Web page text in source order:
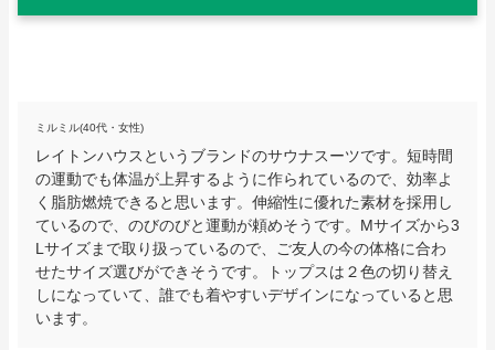
ミルミル(40代・女性)
レイトンハウスというブランドのサウナスーツです。短時間
の運動でも体温が上昇するように作られているので、効率よ
く脂肪燃焼できると思います。伸縮性に優れた素材を採用し
ているので、のびのびと運動が頼めそうです。Mサイズから3
Lサイズまで取り扱っているので、ご友人の今の体格に合わ
せたサイズ選びができそうです。トップスは２色の切り替え
しになっていて、誰でも着やすいデザインになっていると思
います。